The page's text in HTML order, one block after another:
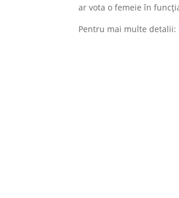
ar vota o femeie în
Pentru mai multe detalii: